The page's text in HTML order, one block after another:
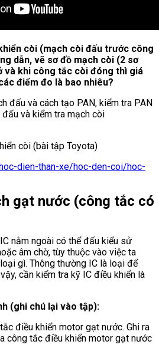
còi (mạch còi đấu trước công
dẫn, vẽ sơ đồ mạch còi (2 sơ
và khi công tắc còi đóng thì giá
điểm đo là bao nhiêu?
đấu và cách tạo PAN, kiểm tra PAN
và kiểm tra mạch còi
còi (bài tập Toyota)
dien-than-xe/hoc-den-coi/hoc-
gạt nước (công tắc có
nằm ngoài có thể đấu kiểu sử
âm chờ, tùy thuộc vào việc ta
gì. Thông thường IC là loại để
cần kiểm tra kỹ IC điều khiển là
(ghi chú lại vào tập):
điều khiển motor gạt nước. Ghi ra
công tắc điều khiển motor gạt nước